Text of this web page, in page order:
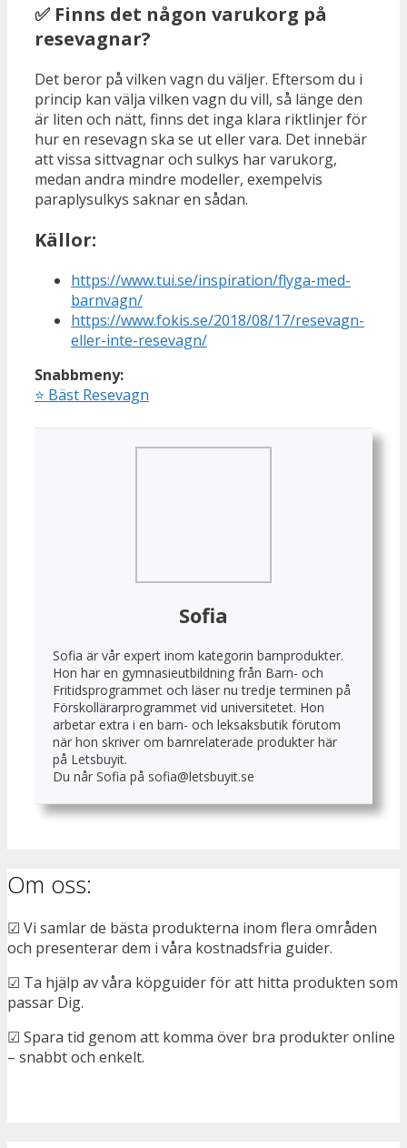
✅ Finns det någon varukorg på
resevagnar?
Det beror på vilken vagn du väljer. Eftersom du i
princip kan välja vilken vagn du vill, så länge den
är liten och nätt, finns det inga klara riktlinjer för
hur en resevagn ska se ut eller vara. Det innebär
att vissa sittvagnar och sulkys har varukorg,
medan andra mindre modeller, exempelvis
paraplysulkys saknar en sådan.
Källor:
https://www.tui.se/inspiration/flyga-med-
barnvagn/
https://www.fokis.se/2018/08/17/resevagn-
eller-inte-resevagn/
Snabbmeny:
⭐ Bäst Resevagn
Sofia
Sofia är vår expert inom kategorin barnprodukter.
Hon har en gymnasieutbildning från Barn- och
Fritidsprogrammet och läser nu tredje terminen på
Förskollärarprogrammet vid universitetet. Hon
arbetar extra i en barn- och leksaksbutik förutom
när hon skriver om barnrelaterade produkter här
på Letsbuyit.
Du når Sofia på sofia@letsbuyit.se
Om oss:
☑ Vi samlar de bästa produkterna inom flera områden
och presenterar dem i våra kostnadsfria guider.
☑ Ta hjälp av våra köpguider för att hitta produkten som
passar Dig.
☑ Spara tid genom att komma över bra produkter online
– snabbt och enkelt.